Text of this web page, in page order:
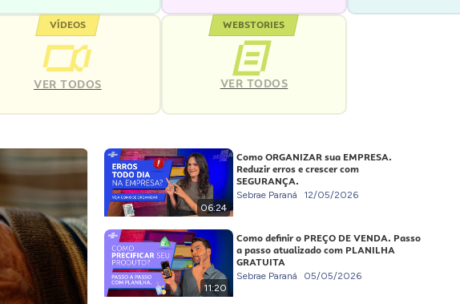
VÍDEOS
VER TODOS
WEBSTORIES
VER TODOS
06:24
Como ORGANIZAR sua EMPRESA.
Reduzir erros e crescer com
SEGURANÇA.
Sebrae Paraná 12/05/2026
11:20
Como definir o PREÇO DE VENDA. Passo
a passo atualizado com PLANILHA
GRATUITA
Sebrae Paraná 05/05/2026